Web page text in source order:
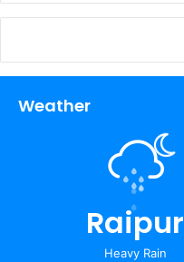
Weather
Raipur
Heavy Rain